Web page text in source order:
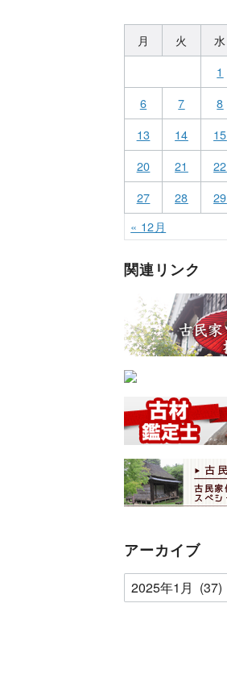
月 火 水
1
6
7 8
13
14 15
20
21 22
27
28 29
« 12月
関連リンク
アーカイブ
ア
ー